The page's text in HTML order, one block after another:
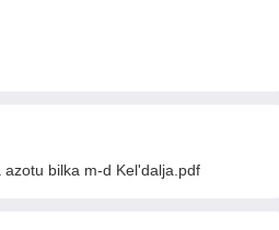
bіlka m-d Kel'dalja.pdf